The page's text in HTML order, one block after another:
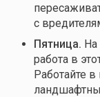
с
Пятница. На
работа в
Работайте